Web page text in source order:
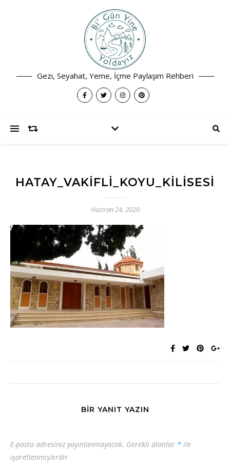
Gezi, Seyahat, Yeme, İçme Paylaşım Rehberi
HATAY_VAKIFLI_KOYU_KILISESI
Haziran 24, 2020
BIR YANIT YAZIN
E-posta adresiniz yayınlanmayacak. Gerekli alanlar * ile
işaretlenmişlerdir